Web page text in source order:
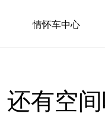
情怀车中心
有空间